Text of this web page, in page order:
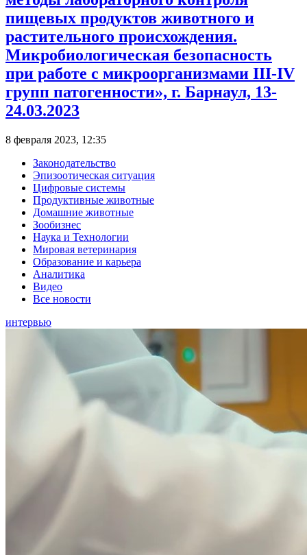
пищевых продуктов животного и
растительного происхождения.
Микробиологическая безопасность
при работе с микроорганизмами ІІІ-ІV
групп патогенности», г. Барнаул, 13-
24.03.2023
8 февраля 2023, 12:35
Законодательство
Эпизоотическая ситуация
Цифровые системы
Продуктивные животные
Домашние животные
Зообизнес
Наука и Технологии
Мировая ветеринария
Образование и карьера
Аналитика
Видео
Все новости
интервью